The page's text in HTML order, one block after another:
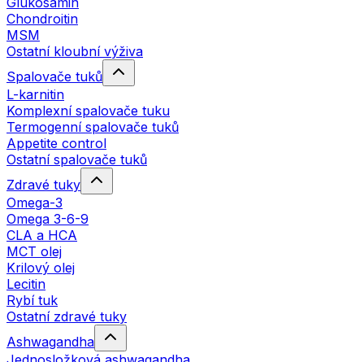
Chondroitin
MSM
Ostatní kloubní výživa
Spalovače tuků
L-karnitin
Komplexní spalovače tuku
Termogenní spalovače tuků
Appetite control
Ostatní spalovače tuků
Zdravé tuky
Omega-3
Omega 3-6-9
CLA a HCA
MCT olej
Krilový olej
Lecitin
Rybí tuk
Ostatní zdravé tuky
Ashwagandha